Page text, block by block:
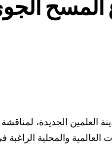
المسح
العلمين الجديدة،
والمحلية الراغبة